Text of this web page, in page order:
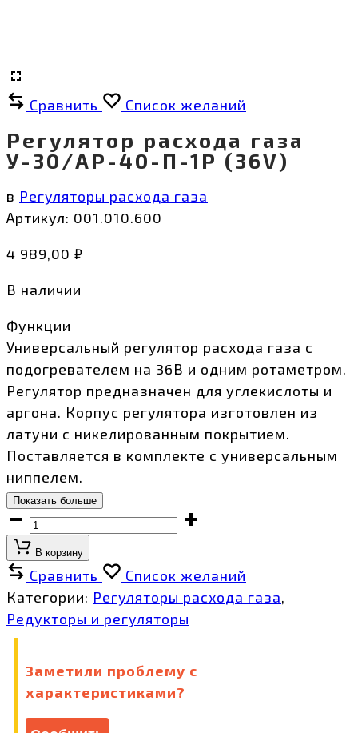
Сравнить Список желаний
Регулятор расхода газа
У-30/АР-40-П-1Р (36V)
в Регуляторы расхода газа
Артикул: 001.010.600
4 989,00 ₽
В наличии
Функции
Универсальный регулятор расхода газа с
подогревателем на 36В и одним ротаметром.
Регулятор предназначен для углекислоты и
аргона. Корпус регулятора изготовлен из
латуни с никелированным покрытием.
Поставляется в комплекте с универсальным
ниппелем.
Показать больше
Регулятор
расхода
газа
У-30/
АР-40-
П-1Р
количество
В корзину
Сравнить
Список желаний
Категории: Регуляторы расхода газа,
Редукторы и регуляторы
Заметили проблему с
характеристиками?